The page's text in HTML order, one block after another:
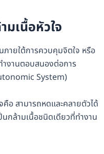
มเนื้อหัวใจ
ภายใต้การควบคุมจิตใจ หรือ
ำงานตอบสนองต่อการ
System)
อ สามารถหดและคลายตัวได้
กล้ามเนื้อชนิดเดียวที่ทำงาน